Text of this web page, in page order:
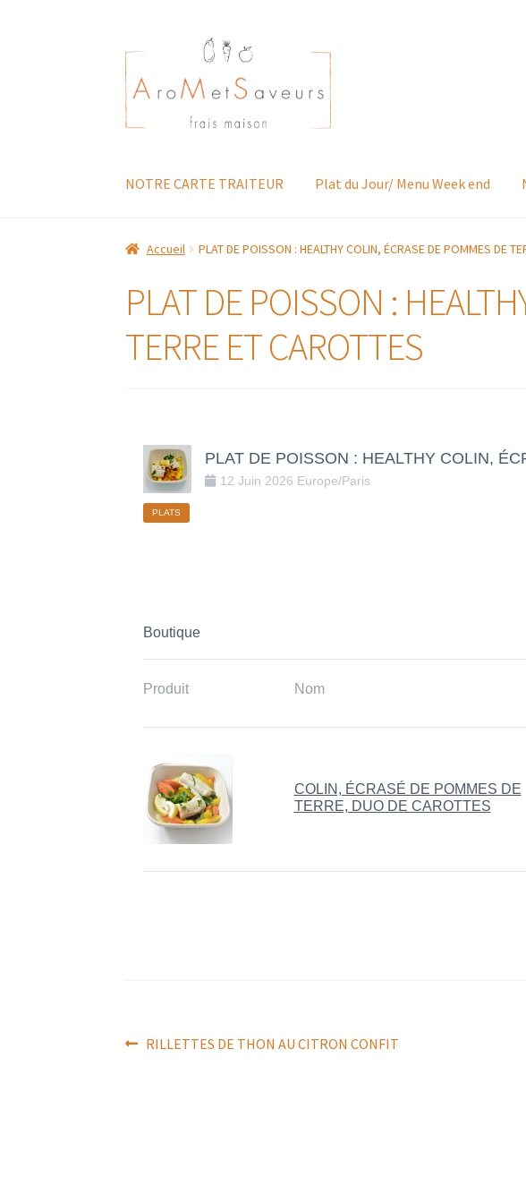
Aller
à
la
navigation
Aller
au
contenu
NOTRE CARTE TRAITEUR Plat du Jour/ Menu Week end
Accueil PLAT DE POISSON : HEALTHY COLIN, ÉCRASE DE POMMES DE
PLAT DE POISSON :
TERRE ET CAROTTES
PLAT DE POISSON : HEALTHY COLIN,
12 Juin 2026 Europe/Paris
PLATS
Boutique
Produit Nom
COLIN, ÉCRASÉ DE POMMES DE
TERRE, DUO DE CAROTTES
Navigation
Article
RILLETTES DE THON AU CITRON CONFIT